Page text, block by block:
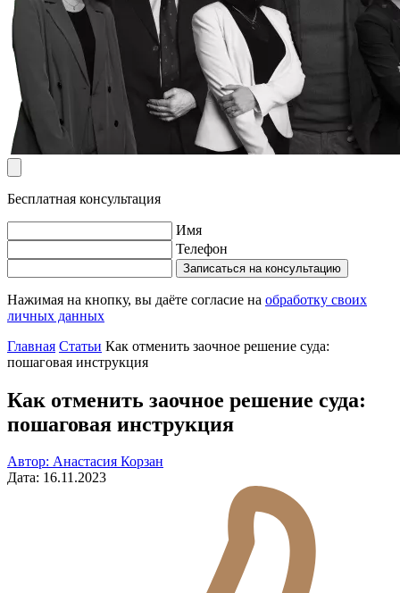
Бесплатная консультация
Имя
Телефон
Записаться на консультацию
Нажимая на кнопку, вы даёте согласие на обработку своих
личных данных
Главная Статьи Как отменить заочное решение суда:
пошаговая инструкция
Как отменить заочное решение суда:
пошаговая инструкция
Автор: Анастасия Корзан
Дата: 16.11.2023